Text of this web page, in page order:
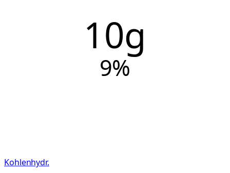
10g
9%
Kohlenhydr.